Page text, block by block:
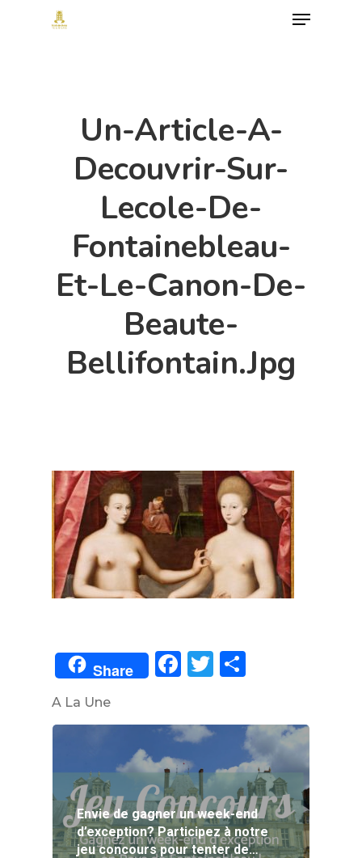
Menu
Un-Article-A-
Decouvrir-Sur-
Lecole-De-
Fontainebleau-
Et-Le-Canon-De-
Beaute-
Bellifontain.jpg
Share Facebook
Twitter
A La Une
Envie de gagner un week-end
d’exception? Participez à notre
jeu concours pour tenter de…